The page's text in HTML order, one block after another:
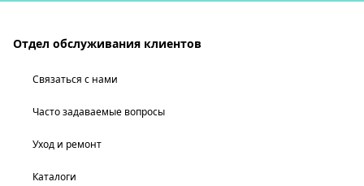
Отдел обслуживания клиентов
Связаться с нами
Часто задаваемые вопросы
Уход и ремонт
Каталоги